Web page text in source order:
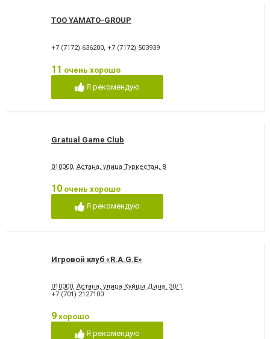
TOO YAMATO-GROUP
+7 (7172) 636200, +7 (7172) 503939
11 очень хорошо
Я рекомендую
Gratual Game Club
010000, Астана, улица Туркестан, 8
10 очень хорошо
Я рекомендую
Игровой клуб «R.A.G.E»
010000, Астана, улица Куйши Дина, 30/1
+7 (701) 2127100
9 хорошо
Я рекомендую